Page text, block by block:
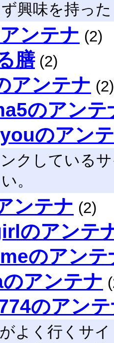
興味を持っ
ンテナ (2)
膳(2)
アンテナ (2)
のアンテ
のアン
クしている
。
ンテナ (2)
のアンテ
のアンテ
アンテナ
のアン
よく行くサ